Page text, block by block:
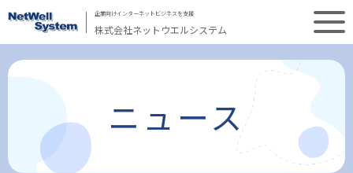
企業向けインターネットビジネスを支援
株式会社ネットウエルシステム
ニュース